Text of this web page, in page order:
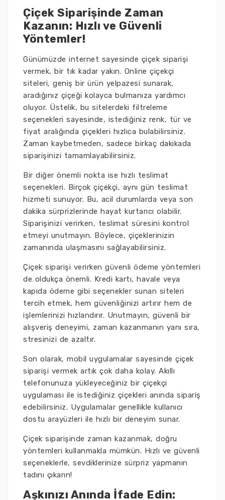
Çiçek Siparişinde Zaman
Kazanın: Hızlı ve Güvenli
Yöntemler!
Günümüzde internet sayesinde çiçek siparişi
vermek, bir tık kadar yakın. Online çiçekçi
siteleri, geniş bir ürün yelpazesi sunarak,
aradığınız çiçeği kolayca bulmanıza yardımcı
oluyor. Üstelik, bu sitelerdeki filtreleme
seçenekleri sayesinde, istediğiniz renk, tür ve
fiyat aralığında çiçekleri hızlıca bulabilirsiniz.
Zaman kaybetmeden, sadece birkaç dakikada
siparişinizi tamamlayabilirsiniz.
Bir diğer önemli nokta ise hızlı teslimat
seçenekleri. Birçok çiçekçi, aynı gün teslimat
hizmeti sunuyor. Bu, acil durumlarda veya son
dakika sürprizlerinde hayat kurtarıcı olabilir.
Siparişinizi verirken, teslimat süresini kontrol
etmeyi unutmayın. Böylece, çiçeklerinizin
zamanında ulaşmasını sağlayabilirsiniz.
Çiçek siparişi verirken güvenli ödeme yöntemleri
de oldukça önemli. Kredi kartı, havale veya
kapıda ödeme gibi seçenekler sunan siteleri
tercih etmek, hem güvenliğinizi artırır hem de
işlemlerinizi hızlandırır. Unutmayın, güvenli bir
alışveriş deneyimi, zaman kazanmanın yanı sıra,
stresinizi de azaltır.
Son olarak, mobil uygulamalar sayesinde çiçek
siparişi vermek artık çok daha kolay. Akıllı
telefonunuza yükleyeceğiniz bir çiçekçi
uygulaması ile istediğiniz çiçekleri anında sipariş
edebilirsiniz. Uygulamalar genellikle kullanıcı
dostu arayüzleri ile hızlı bir deneyim sunar.
Çiçek siparişinde zaman kazanmak, doğru
yöntemleri kullanmakla mümkün. Hızlı ve güvenli
seçeneklerle, sevdiklerinize sürpriz yapmanın
tadını çıkarın!
Aşkınızı Anında İfade Edin: